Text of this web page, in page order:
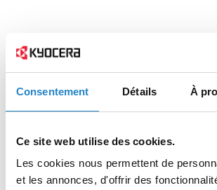
Consentement Détails À
Ce site web utilise des cookies.
Les cookies nous permettent de
et les annonces, d'offrir des